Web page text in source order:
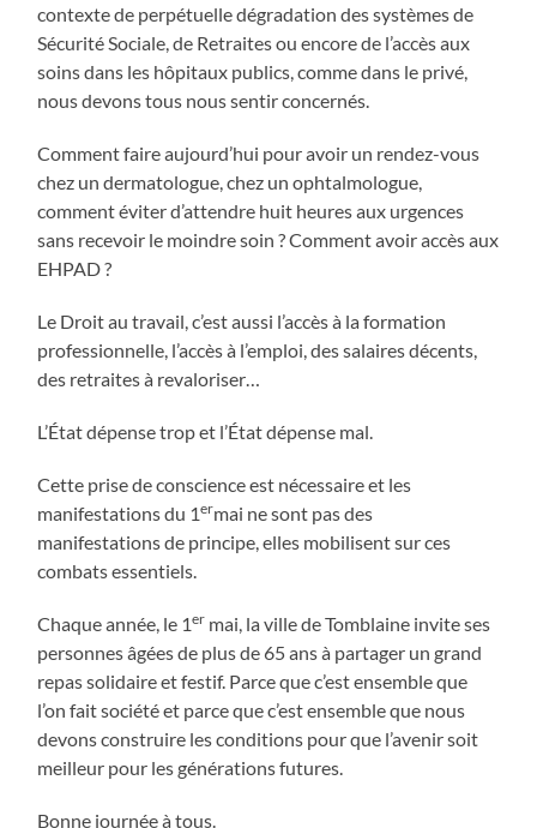
contexte de perpétuelle dégradation des systèmes de
Sécurité Sociale, de Retraites ou encore de l’accès aux
soins dans les hôpitaux publics, comme dans le privé,
nous devons tous nous sentir concernés.
Comment faire aujourd’hui pour avoir un rendez-vous
chez un dermatologue, chez un ophtalmologue,
comment éviter d’attendre huit heures aux urgences
sans recevoir le moindre soin ? Comment avoir accès aux
EHPAD ?
Le Droit au travail, c’est aussi l’accès à la formation
professionnelle, l’accès à l’emploi, des salaires décents,
des retraites à revaloriser…
L’État dépense trop et l’État dépense mal.
Cette prise de conscience est nécessaire et les
manifestations du 1ermai ne sont pas des
manifestations de principe, elles mobilisent sur ces
combats essentiels.
Chaque année, le 1er mai, la ville de Tomblaine invite ses
personnes âgées de plus de 65 ans à partager un grand
repas solidaire et festif. Parce que c’est ensemble que
l’on fait société et parce que c’est ensemble que nous
devons construire les conditions pour que l’avenir soit
meilleur pour les générations futures.
Bonne journée à tous.